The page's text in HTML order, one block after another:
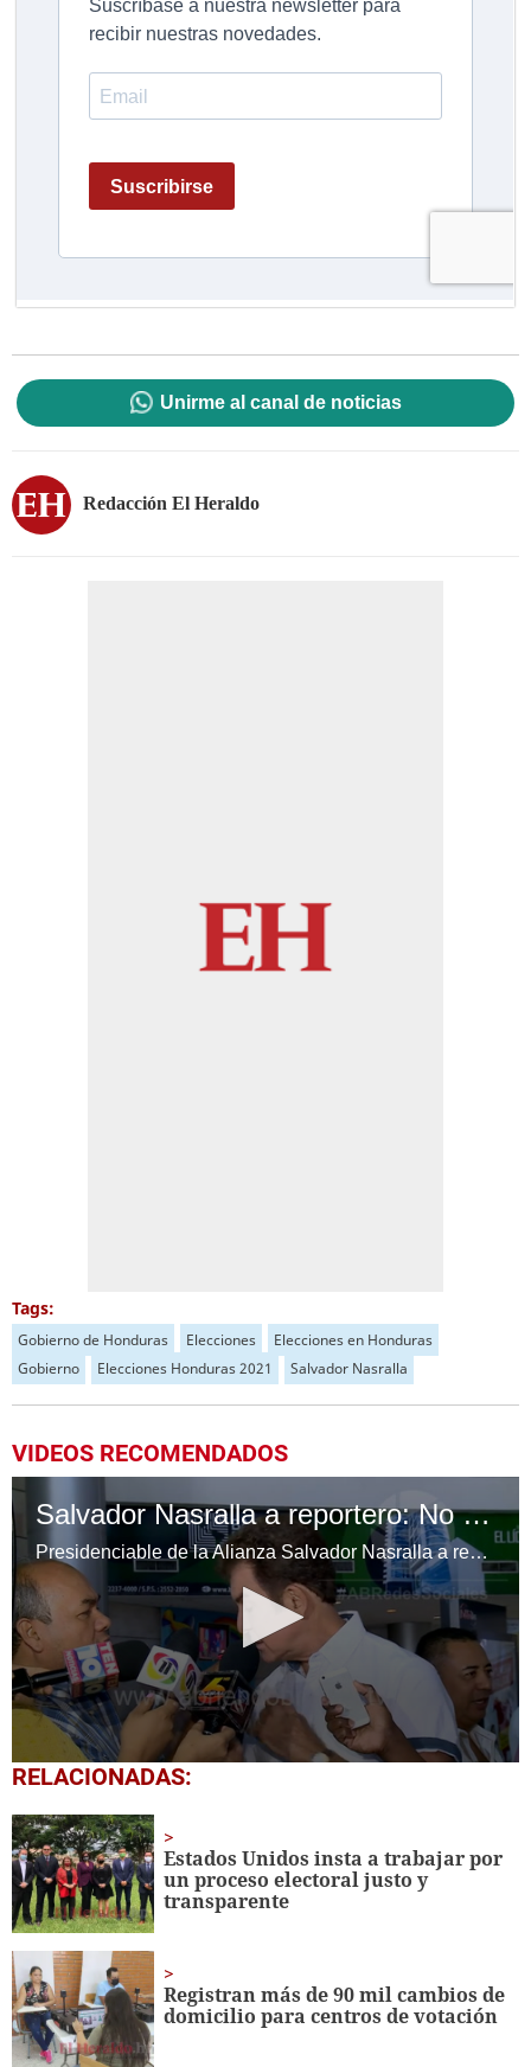
Unirme al canal de noticias
Redacción El Heraldo
Tags:
Gobierno de Honduras Elecciones
Elecciones en Honduras
Gobierno
Elecciones Honduras 2021 Salvador Nasralla
VIDEOS RECOMENDADOS
Salvador Nasralla a reportero: No me toque por favor
Presidenciable de la Alianza Salvador Nasralla a reportero: No me toque por favor
0
seconds
14
seconds
RELACIONADAS:
Estados Unidos insta a trabajar por
un proceso electoral justo y
transparente
Registran más de 90 mil cambios de
domicilio para centros de votación